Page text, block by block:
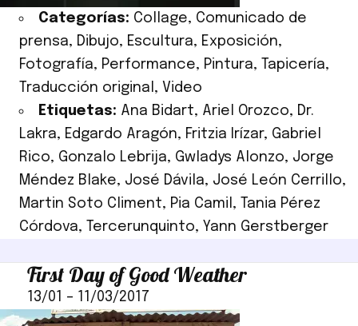
Categorías: Collage, Comunicado de
prensa, Dibujo, Escultura, Exposición,
Fotografía, Performance, Pintura, Tapicería,
Traducción original , Video
Etiquetas: Ana Bidart, Ariel Orozco, Dr.
Lakra, Edgardo Aragón, Fritzia Irízar, Gabriel
Rico, Gonzalo Lebrija, Gwladys Alonzo, Jorge
Méndez Blake, José Dávila, José León Cerrillo,
Martin Soto Climent, Pia Camil ,
Tania Pérez
Córdova, Tercerunquinto, Yann Gerstberger
First Day of Good Weather
13/01 – 11/03/2017